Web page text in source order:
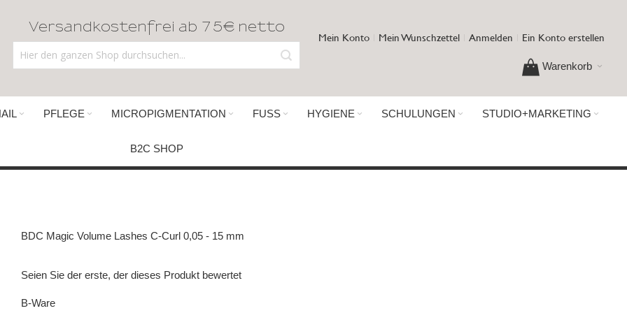
Versandkostenfrei ab 75€ netto
Mein Konto Mein Wunschzettel Anmelden Ein Konto erstellen
Warenkorb
PFLEGE MICROPIGMENTATION FUSS HYGIENE SCHULUNGEN STUDIO+MARKETING
B2C SHOP
BDC Magic Volume Lashes C-Curl 0,05 - 15 mm
Seien Sie der erste, der dieses Produkt bewertet
B-Ware